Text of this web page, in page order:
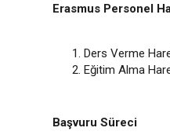
Erasmus Personel
Ders Verme
Eğitim Alma
Başvuru Süreci